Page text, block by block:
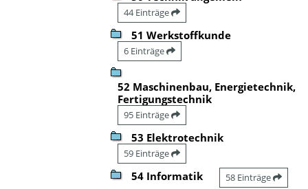
44 Einträge
51 Werkstoffkunde
6 Einträge
52 Maschinenbau, Energietechnik,
Fertigungstechnik
95 Einträge
53 Elektrotechnik
59 Einträge
54 Informatik 58 Einträge